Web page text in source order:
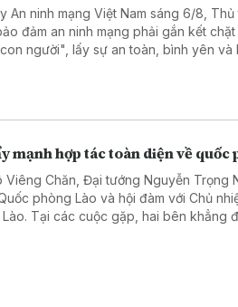
An ninh mạng Việt Nam sáng 6/8,
đảm an ninh mạng phải gắn kết
người", lấy sự an toàn, bình yên và
mạnh hợp tác toàn diện về quốc
Viêng Chăn, Đại tướng Nguyễn Trọng
phòng Lào và hội đàm với Chủ
Tại các cuộc gặp, hai bên khẳng